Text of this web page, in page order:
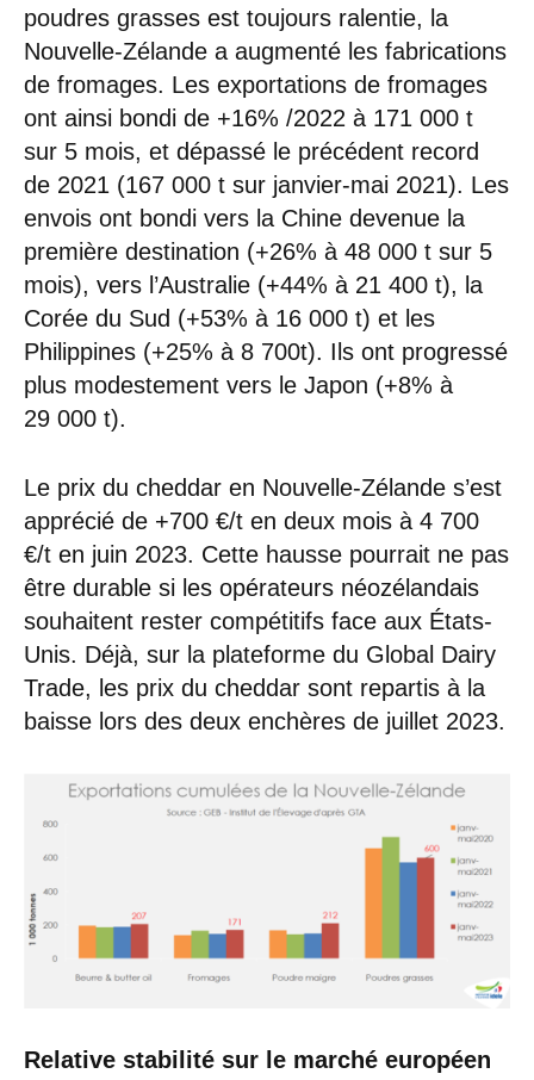
poudres grasses est toujours ralentie, la
Nouvelle-Zélande a augmenté les fabrications
de fromages. Les exportations de fromages
ont ainsi bondi de +16% /2022 à 171 000 t
sur 5 mois, et dépassé le précédent record
de 2021 (167 000 t sur janvier-mai 2021). Les
envois ont bondi vers la Chine devenue la
première destination (+26% à 48 000 t sur 5
mois), vers l’Australie (+44% à 21 400 t), la
Corée du Sud (+53% à 16 000 t) et les
Philippines (+25% à 8 700t). Ils ont progressé
plus modestement vers le Japon (+8% à
29 000 t).
Le prix du cheddar en Nouvelle-Zélande s’est
apprécié de +700 €/t en deux mois à 4 700
€/t en juin 2023. Cette hausse pourrait ne pas
être durable si les opérateurs néozélandais
souhaitent rester compétitifs face aux États-
Unis. Déjà, sur la plateforme du Global Dairy
Trade, les prix du cheddar sont repartis à la
baisse lors des deux enchères de juillet 2023.
Relative stabilité sur le marché européen